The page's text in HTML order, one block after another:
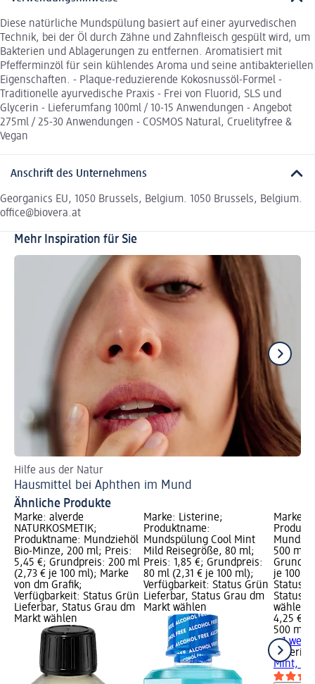
Diese natürliche Mundspülung basiert auf einer ayurvedischen
Technik, bei der Öl durch Zähne und Zahnfleisch gespült wird, um
Bakterien und Ablagerungen zu entfernen. Aromatisiert mit
Pfefferminzöl für sein kühlendes Aroma und seine antibakteriellen
Eigenschaften. - Plaque-reduzierende Kokosnussöl-Formel -
Traditionelle ayurvedische Praxis - Frei von Fluorid, SLS und
Glycerin - Lieferumfang 100ml / 10-15 Anwendungen - Angebot
275ml / 25-30 Anwendungen - COSMOS Natural, Cruelityfree &
Vegan
Anschrift des Unternehmens
Georganics EU, 1050 Brussels, Belgium. 1050 Brussels, Belgium.
office@biovera.at
Mehr Inspiration für Sie
Hilfe aus der Natur
Hausmittel bei Aphthen im Mund
Ähnliche Produkte
Marke: alverde
NATURKOSMETIK;
Produktname: Mundziehöl
Bio-Minze, 200 ml; Preis:
5,45 €; Grundpreis: 200 ml
(2,73 € je 100 ml); Marke
von dm Grafik;
Verfügbarkeit: Status Grün
Lieferbar, Status Grau dm
Markt wählen
Marke: Listerine;
Produktname:
Mundspülung Cool Mint
Mild Reisegröße, 80 ml;
Preis: 1,85 €; Grundpreis:
80 ml (2,31 € je 100 ml);
Verfügbarkeit: Status Grün
Lieferbar, Status Grau dm
Markt wählen
Marke:
500 ml;
je 100
Status
Status
wählen
4,25 €
500 ml
+ 1
Listerine
Mint,